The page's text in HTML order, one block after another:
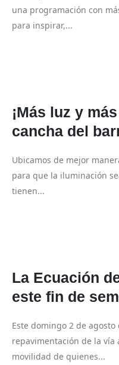
una programación con
para inspirar,...
¡Más luz y
cancha del
Ubicamos de mejor
para que la iluminación
tienen...
La Ecuación
este fin de
Este domingo 2 de
repavimentación de la vía
movilidad de quienes...